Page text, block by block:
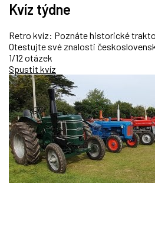
Kvíz týdne
Retro kvíz: Poznáte historické
Otestujte své znalosti
1/12 otázek
Spustit kvíz